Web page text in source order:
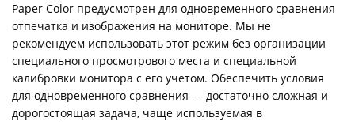
Paper Color предусмотрен для одновременного сравнения
отпечатка и изображения на мониторе. Мы не
рекомендуем использовать этот режим без организации
специального просмотрового места и специальной
калибровки монитора с его учетом. Обеспечить условия
для одновременного сравнения — достаточно сложная и
дорогостоящая задача, чаще используемая в